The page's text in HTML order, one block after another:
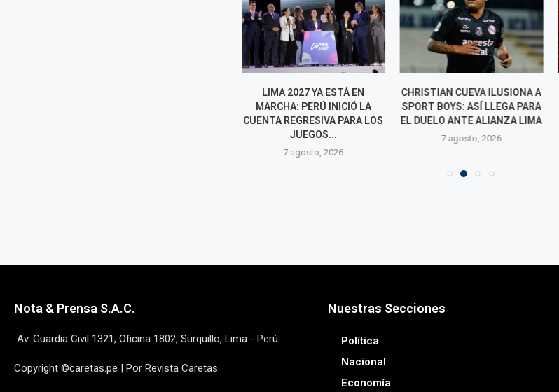
LIMA 2027 YA ESTÁ EN
MARCHA: PERÚ INICIÓ LA
CUENTA REGRESIVA PARA LOS
JUEGOS...
7 agosto, 2026
CHRISTIAN CUEVA ILUSIONA A
SPORT BOYS: ASÍ LLEGA PARA
EL DUELO ANTE ALIANZA LIMA
7 agosto, 2026
Nota & Prensa S.A.C.
Av. Guardia Civil 1321, Oficina 1802, Surquillo, Lima - Perú
Copyright ©caretas.pe | Por Revista Caretas
Nuestras Secciones
Política
Nacional
Economía